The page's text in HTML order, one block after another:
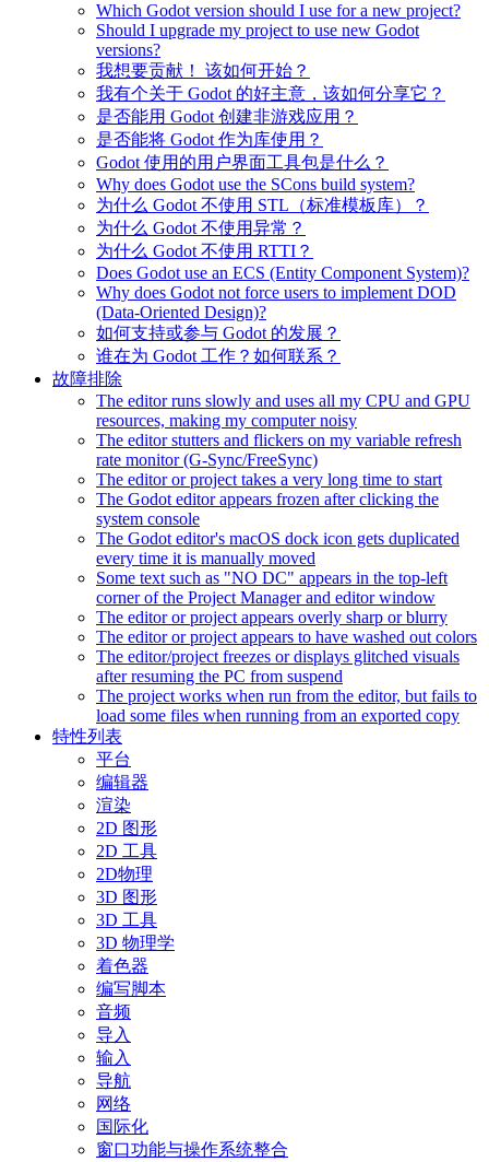
Which Godot version should I use for a new project?
Should I upgrade my project to use new Godot
versions?
我想要贡献！ 该如何开始？
我有个关于 Godot 的好主意，该如何分享它？
是否能用 Godot 创建非游戏应用？
是否能将 Godot 作为库使用？
Godot 使用的用户界面工具包是什么？
Why does Godot use the SCons build system?
为什么 Godot 不使用 STL（标准模板库）？
为什么 Godot 不使用异常？
为什么 Godot 不使用 RTTI？
Does Godot use an ECS (Entity Component System)?
Why does Godot not force users to implement DOD
(Data-Oriented Design)?
如何支持或参与 Godot 的发展？
谁在为 Godot 工作？如何联系？
故障排除
The editor runs slowly and uses all my CPU and GPU
resources, making my computer noisy
The editor stutters and flickers on my variable refresh
rate monitor (G-Sync/FreeSync)
The editor or project takes a very long time to start
The Godot editor appears frozen after clicking the
system console
The Godot editor's macOS dock icon gets duplicated
every time it is manually moved
Some text such as "NO DC" appears in the top-left
corner of the Project Manager and editor window
The editor or project appears overly sharp or blurry
The editor or project appears to have washed out colors
The editor/project freezes or displays glitched visuals
after resuming the PC from suspend
The project works when run from the editor, but fails to
load some files when running from an exported copy
特性列表
平台
编辑器
渲染
2D 图形
2D 工具
2D物理
3D 图形
3D 工具
3D 物理学
着色器
编写脚本
音频
导入
输入
导航
网络
国际化
窗口功能与操作系统整合